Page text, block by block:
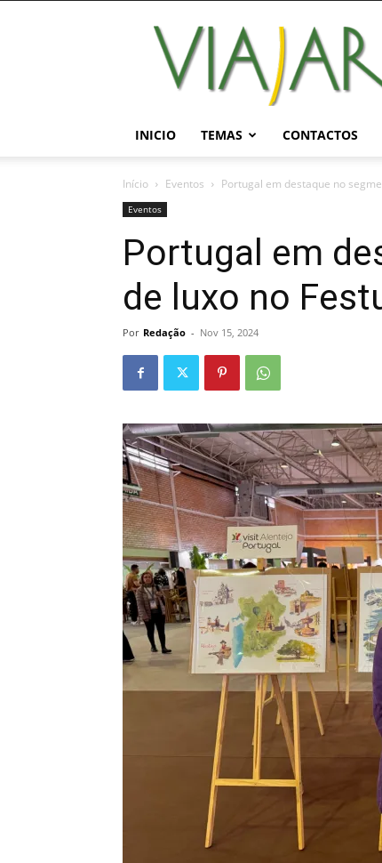
Viajar
Magazine
Online
INICIO TEMAS CONTACTOS
Início Eventos Portugal em destaque no
Eventos
Portugal em
de luxo no
Por Redação - Nov 15, 2024